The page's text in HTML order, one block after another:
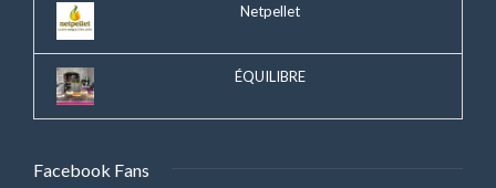
Netpellet
ÉQUILIBRE
Facebook Fans